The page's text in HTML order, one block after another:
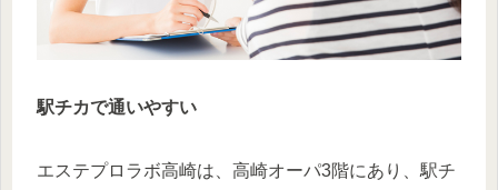
駅チカで通いやすい
エステプロラボ高崎は、高崎オーパ3階にあり、駅チ